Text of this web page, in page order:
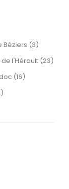
Béziers (3)
l'Hérault (23)
(16)